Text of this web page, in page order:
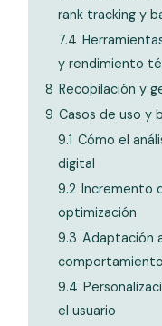
rank tracking y
7.4
y rendimiento
8 Recopilación y
9 Casos de uso y
9.1 Cómo el
digital
9.2 Incremento
optimización
9.3 Adaptación
9.4
el usuario